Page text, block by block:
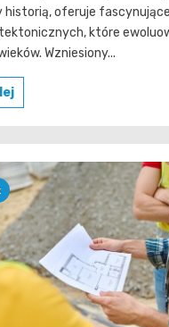
historią, oferuje
które
Wzniesiony...